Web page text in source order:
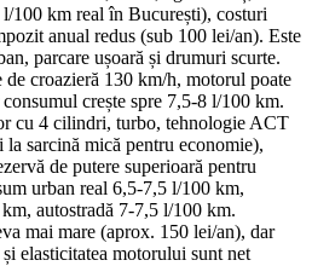
100 km real în București), costuri
anual redus (sub 100 lei/an). Este
parcare ușoară și drumuri scurte.
de croazieră 130 km/h, motorul poate
crește spre 7,5-8 l/100 km.
cu 4 cilindri, turbo, tehnologie ACT
sarcină mică pentru economie),
de putere superioară pentru
urban real 6,5-7,5 l/100 km,
autostradă 7-7,5 l/100 km.
mai mare (aprox. 150 lei/an), dar
elasticitatea motorului sunt net